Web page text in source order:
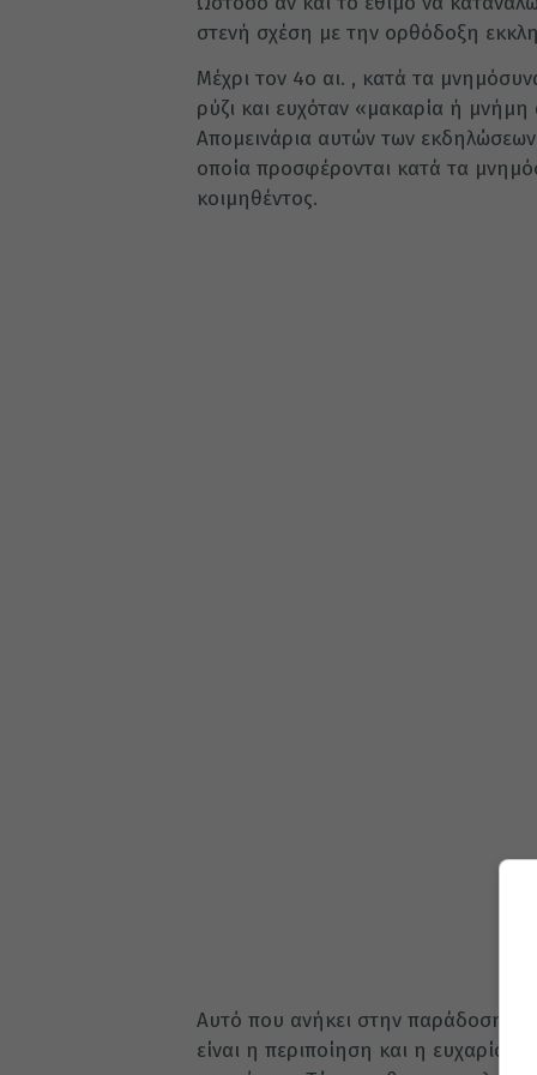
στενή σχέση με την ορθόδοξη
Μέχρι τον 4ο αι. , κατά τα
ρύζι και ευχόταν «μακαρία ή μνήμη
Απομεινάρια αυτών των
οποία προσφέρονται κατά τα
κοιμηθέντος.
Αυτό που ανήκει στην παράδοση μας
είναι η περιποίηση και η